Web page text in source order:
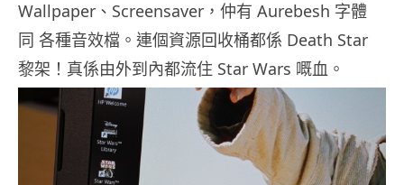
Wallpaper、Screensaver，仲有 Aurebesh 字體
同 各種音效檔。連個資源回收桶都係 Death Star
黎架！真係由外到內都流住 Star Wars 嘅血。